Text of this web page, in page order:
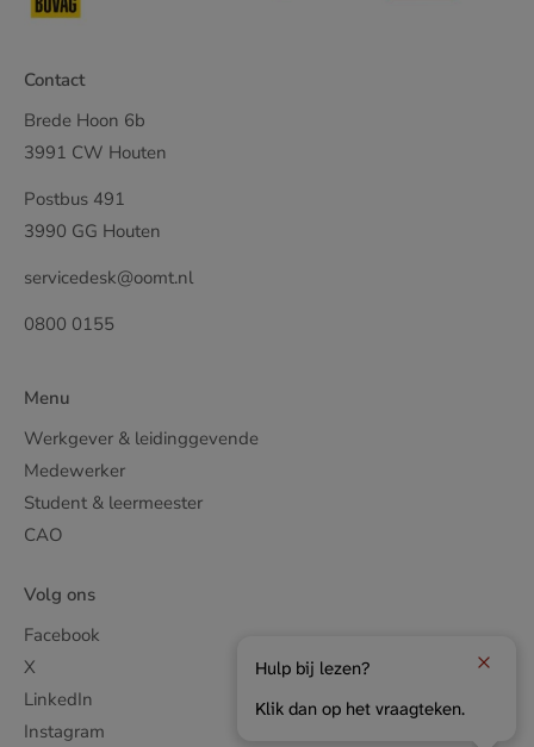
Contact
Brede Hoon 6b
3991 CW Houten
Postbus 491
3990 GG Houten
servicedesk@oomt.nl
0800 0155
Menu
Werkgever & leidinggevende
Medewerker
Student & leermeester
CAO
Volg ons
Facebook
X
LinkedIn
Instagram
Hulp bij lezen?
Klik dan op het vraagteken.